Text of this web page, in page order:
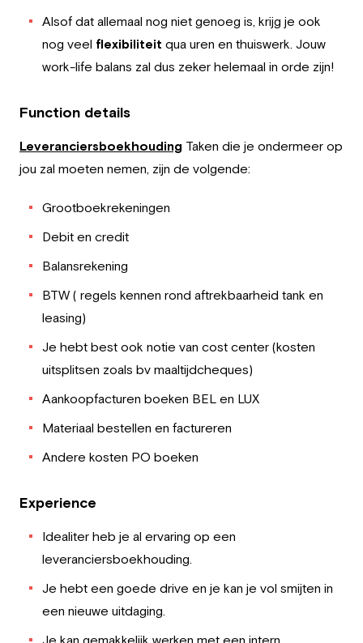
Alsof dat allemaal nog niet genoeg is, krijg je ook
nog veel flexibiliteit qua uren en thuiswerk. Jouw
work-life balans zal dus zeker helemaal in orde zijn!
Function details
Leveranciersboekhouding Taken die je ondermeer op
jou zal moeten nemen, zijn de volgende:
Grootboekrekeningen
Debit en credit
Balansrekening
BTW ( regels kennen rond aftrekbaarheid tank en
leasing)
Je hebt best ook notie van cost center (kosten
uitsplitsen zoals bv maaltijdcheques)
Aankoopfacturen boeken BEL en LUX
Materiaal bestellen en factureren
Andere kosten PO boeken
Experience
Idealiter heb je al ervaring op een
leveranciersboekhouding.
Je hebt een goede drive en je kan je vol smijten in
een nieuwe uitdaging.
Je kan gemakkelijk werken met een intern